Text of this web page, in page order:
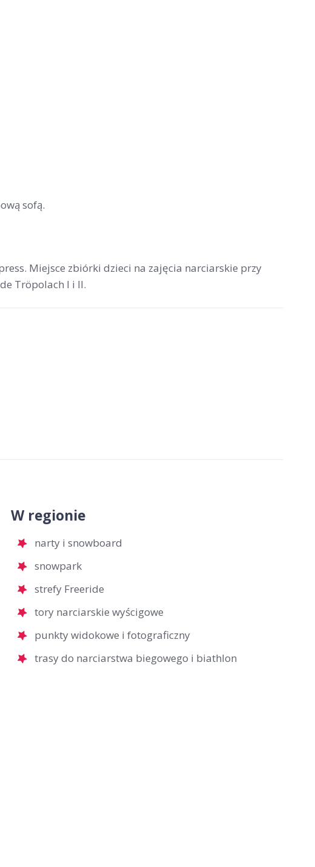
sofą.
Miejsce zbiórki dzieci na zajęcia narciarskie przy
Tröpolach I i II.
W regionie
narty i snowboard
snowpark
strefy Freeride
tory narciarskie wyścigowe
punkty widokowe i fotograficzny
trasy do narciarstwa biegowego i biathlon